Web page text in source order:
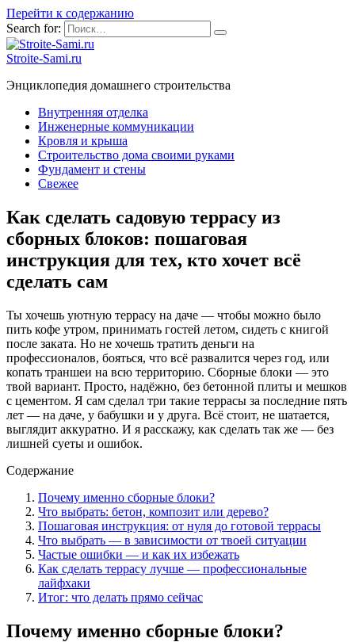
Перейти к содержанию
Search for:
Stroite-Sami.ru
Энциклопедия домашнего строительства
Внутренняя отделка
Инженерные коммуникации
Кровля и крыша
Строительство дома своими руками
Фундамент и стены
Свежее
Как сделать садовую террасу из
сборных блоков: пошаговая
инструкция для тех, кто хочет всё
сделать сам
Ты хочешь уютную террасу на даче — чтобы можно было
пить кофе утром, принимать гостей летом, сидеть с книгой
после заката. Но не хочешь тратить деньги на
профессионалов, бояться, что всё развалится через год, или
копать траншеи на всю территорию. Сборные блоки — это
твой вариант. Просто, надёжно, без бетонной плиты и мешков
с цементом. Я сам сделал три такие террасы за последние пять
лет — на даче, у бабушки и у друга. Всё стоит, не шатается,
выглядит аккуратно. И я расскажу, как сделать так же — без
лишней суеты и ошибок.
Содержание
Почему именно сборные блоки?
Что выбрать: бетон, композит или дерево?
Пошаговая инструкция: от нуля до готовой террасы
Что выбрать — в зависимости от твоей ситуации
Частые ошибки — и как их избежать
Как сделать террасу лучше — профессиональные
лайфхаки
Итог: что делать прямо сейчас
Почему именно сборные блоки?